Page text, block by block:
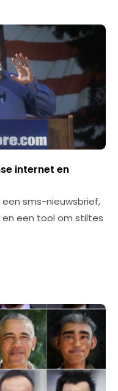
internet en
sms-nieuwsbrief,
een tool om stiltes